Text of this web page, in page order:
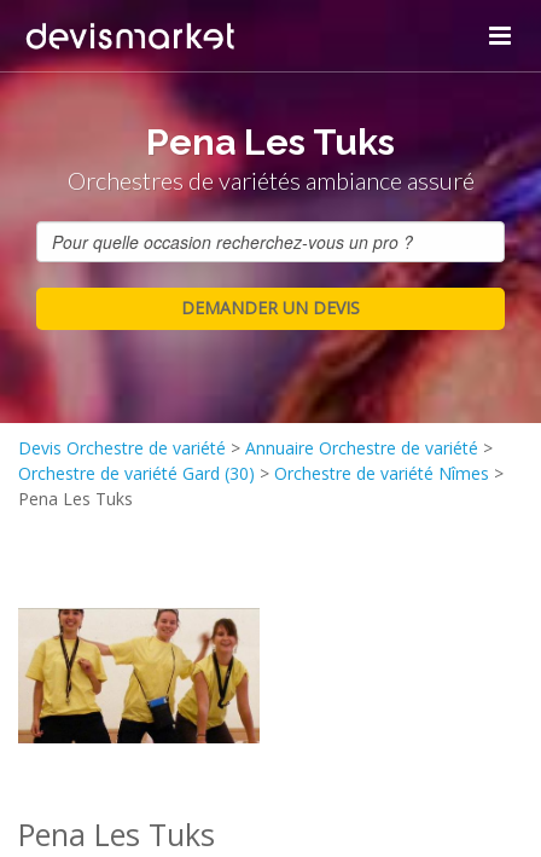
Pena Les Tuks
Orchestres de variétés ambiance assuré
Devis Orchestre de variété > Annuaire Orchestre de variété >
Orchestre de variété Gard (30) > Orchestre de variété Nîmes >
Pena Les Tuks
Pena Les Tuks